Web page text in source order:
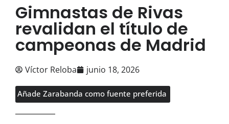
Gimnastas de Rivas
revalidan el título de
campeonas de Madrid
Víctor Reloba junio 18, 2026
Añade Zarabanda como fuente preferida